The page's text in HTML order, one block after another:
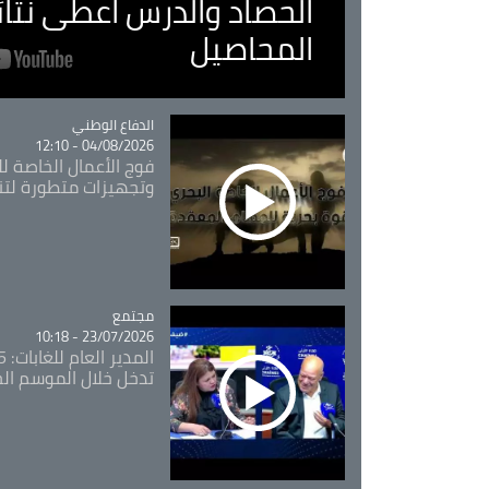
المحاصيل
Catégorie
الدفاع الوطني
04/08/2026 - 12:10
فوج الأعمال الخاصة
وتجهيزات متطورة
Catégorie
مجتمع
23/07/2026 - 10:18
تدخل خلال الموسم